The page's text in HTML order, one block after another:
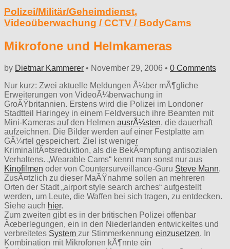
Polizei/Militär/Geheimdienst,
Videoüberwachung / CCTV / BodyCams
Mikrofone und Helmkameras
by Dietmar Kammerer • November 29, 2006 • 0 Comments
Nur kurz: Zwei aktuelle Meldungen Ã¼ber mÃ¶gliche
Erweiterungen von VideoÃ¼berwachung in
GroÃŸbritannien. Erstens wird die Polizei im Londoner
Stadtteil Haringey in einem Feldversuch ihre Beamten mit
Mini-Kameras auf den Helmen ausrÃ¼sten, die dauerhaft
aufzeichnen. Die Bilder werden auf einer Festplatte am
GÃ¼rtel gespeichert. Ziel ist weniger
KriminalitÃ¤tsreduktion, als die BekÃ¤mpfung antisozialen
Verhaltens. „Wearable Cams“ kennt man sonst nur aus
Kinofilmen oder von Countersurveillance-Guru Steve Mann.
ZusÃ¤tzlich zu dieser MaÃŸnahme sollen an mehreren
Orten der Stadt „airport style search arches“ aufgestellt
werden, um Leute, die Waffen bei sich tragen, zu entdecken.
Siehe auch hier.
Zum zweiten gibt es in der britischen Polizei offenbar
Ãœberlegungen, ein in den Niederlanden entwickeltes und
verbreitetes System zur Stimmerkennung einzusetzen. In
Kombination mit Mikrofonen kÃ¶nnte ein